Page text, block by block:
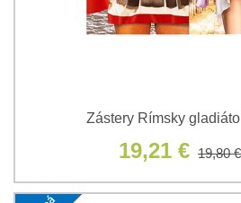
Zástery Rímsky
19,21 € 19,80